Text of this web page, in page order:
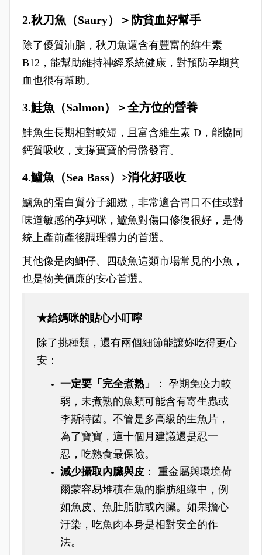
2.秋刀魚 （Saury）＞ 防貧血好幫手
除了優質油脂，秋刀魚還含有豐富的維生素
B12，能幫助維持神經系統健康，對預防孕期貧
血也很有幫助。
3.鮭魚 （Salmon）＞全方位的營養
鮭魚生長期相對較短，且富含維生素 D，能協同
鈣質吸收，支撐寶寶的骨骼發育。
4.鱸魚（Sea Bass）>消化好吸收
鱸魚的蛋白質分子細緻，非常適合胃口不佳或對
味道敏感的孕妈咪，鱸魚對傷口修復很好，是傳
統上產前產後調理體力的首選。
其他像是肉鯽仔、四破魚這類市場常見的小魚，
也是物美價廉的安心首選。
★給媽咪的貼心小叮嚀
除了挑種類，還有兩個細節能讓妳吃得更心
安：
一定要「完全煮熟」
： 孕期免疫力較
弱，未煮熟的魚類可能含有寄生蟲或
李斯特菌。不管是多高級的生魚片，
為了寶寶，這十個月建議還是忍一
忍，吃熟食最保險。
減少攝取內臟與皮： 重金屬與環境荷
爾蒙容易堆積在魚的脂肪組織中，例
如魚皮、魚肚脂肪或內臟。如果擔心
汙染，吃魚肉本身是相對安全的作
法。